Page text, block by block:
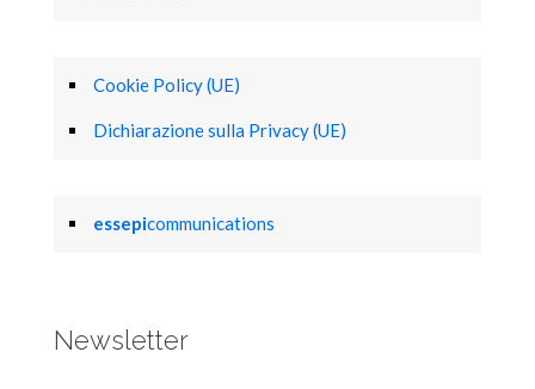
Cookie Policy (UE)
Dichiarazione sulla Privacy (UE)
essepicommunications
Newsletter